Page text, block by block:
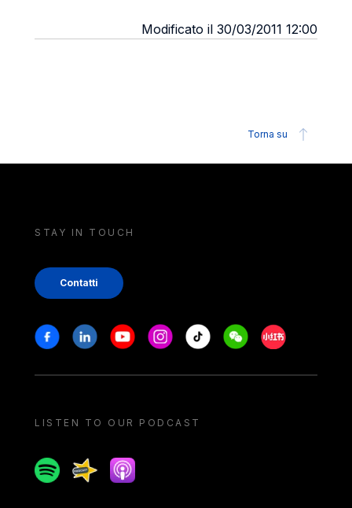
Modificato il 30/03/2011 12:00
Torna su
STAY IN TOUCH
Contatti
Stay in touch
FacebookLinkedinYoutubeInstagram
Tiktok WeechatXiaohongshu/
LISTEN TO OUR PODCAST
SpotifySpreakerApple podcast